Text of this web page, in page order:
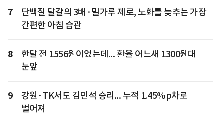
7
단백질 달걀의 3배·밀가루 제로, 노화를 늦추는 가장
간편한 아침 습관
8
한달 전 1556원이었는데... 환율 어느새 1300원대
눈앞
9
강원·TK서도 김민석 승리... 누적 1.45%p차로
벌어져